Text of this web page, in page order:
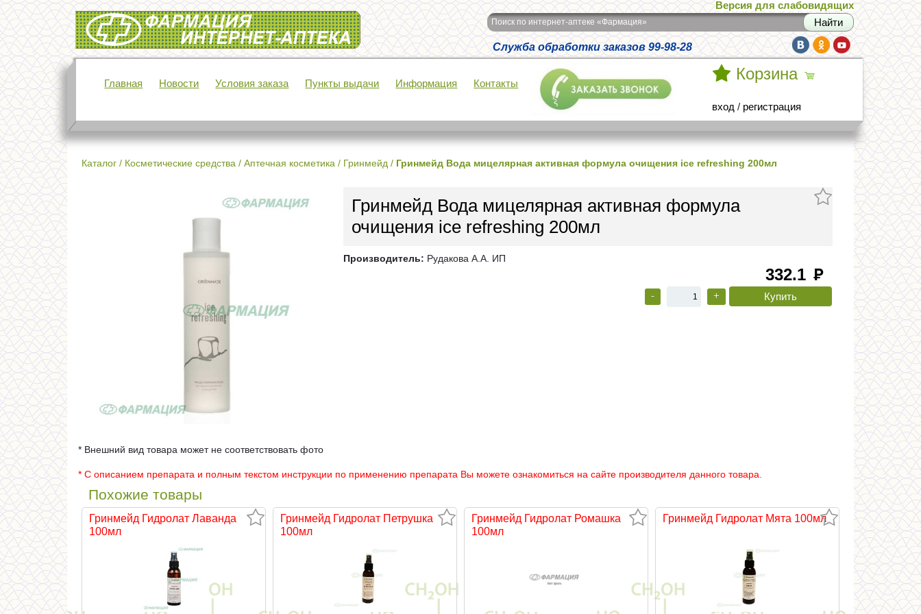
Интернет-аптека Фармация
Версия для слабовидящих
Поиск по интернет-аптеке «Фармация»
Служба обработки заказов 99-98-28
Главная Новости Условия заказа Пункты выдачи Информация Контакты
Корзина
вход / регистрация
Каталог / Косметические средства / Аптечная косметика / Гринмейд / Гринмейд Вода мицелярная активная формула очищения ice refreshing 200мл
Гринмейд Вода мицелярная активная формула
очищения ice refreshing 200мл
Производитель: Рудакова А.А. ИП
332.1 руб
- +
* Внешний вид товара может не соответствовать фото
* С описанием препарата и полным текстом инструкции по применению препарата Вы можете ознакомиться на сайте производителя данного товара.
Похожие товары
Гринмейд Гидролат Лаванда
100мл
Гринмейд Гидролат Петрушка
100мл
Гринмейд Гидролат Ромашка
100мл
Гринмейд Гидролат Мята 100мл